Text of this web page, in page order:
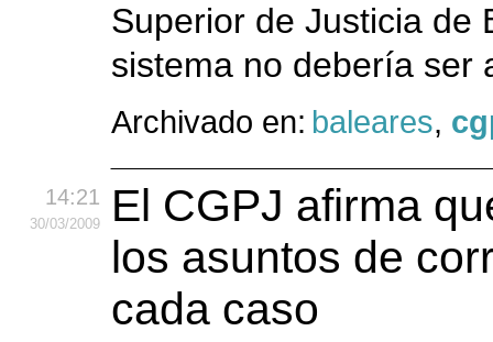
Superior de Justicia de
sistema no debería ser
Archivado en: baleares,
14:21
30/03/2009
El CGPJ afirma
los asuntos de
cada caso